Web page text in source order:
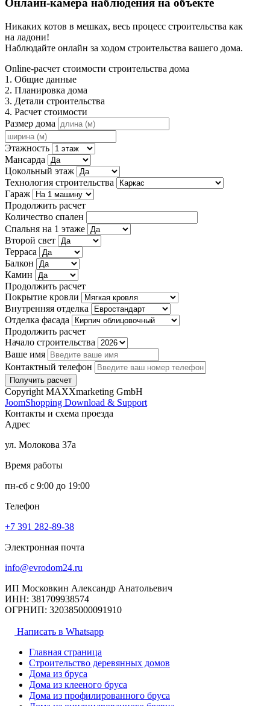
Онлайн-камера наблюдения на объекте
Никаких котов в мешках, весь процесс строительства как
на ладони!
Наблюдайте онлайн за ходом строительства вашего дома.
Online-расчет стоимости строительства дома
1. Общие данные
2. Планировка дома
3. Детали строительства
4. Расчет стоимости
Размер дома
Этажность
Мансарда
Цокольный этаж
Технология строительства
Гараж
Продолжить расчет
Количество спален
Спальня на 1 этаже
Второй свет
Терраса
Балкон
Камин
Продолжить расчет
Покрытие кровли
Внутренняя отделка
Отделка фасада
Продолжить расчет
Начало строительства
Ваше имя
Контактный телефон
Copyright MAXXmarketing GmbH
JoomShopping Download & Support
Контакты и схема проезда
Адрес
ул. Молокова 37а
Время работы
пн-сб с 9:00 до 19:00
Телефон
+7 391 282-89-38
Электронная почта
info@evrodom24.ru
ИП Московкин Александр Анатольевич
ИНН: 381709938574
ОГРНИП: 320385000091910
Написать в Whatsapp
Главная страница
Строительство деревянных домов
Дома из бруса
Дома из клееного бруса
Дома из профилированного бруса